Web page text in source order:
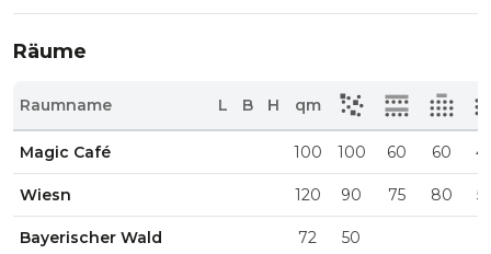
Räume
Raumname L B H qm
Magic Café 100 100 60 60
Wiesn 120 90 75 80
Bayerischer Wald 72 50